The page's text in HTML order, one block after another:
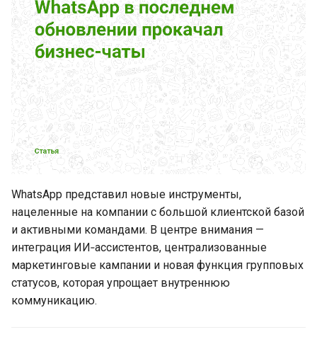
Изменения в условиях
использования ИИ в
WhatsApp
Кейс: как интеграция
сервиса Voltau в WhatsApp
Business API помогает
автоматизировать
процессы и вносить вклад
среды
Новинки WhatsApp за
прошедшую неделю (11
ноября 2025 - 17 ноября
2025)
WhatsApp представил новые инструменты,
нацеленные на компании с большой клиентской базой
и активными командами. В центре внимания —
интеграция ИИ‑ассистентов, централизованные
маркетинговые кампании и новая функция групповых
статусов, которая упрощает внутреннюю
коммуникацию.